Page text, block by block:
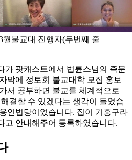
월불교대 진행자(두번째 줄
가 팟캐스트에서 법륜스님의 즉문
막에 정토회 불교대학 모집 홍보
서 공부하면 불교를 체계적으로
결할 수 있겠다는 생각이 들었습
인법당이었습니다. 집이 기흥구라
고 안내해주어 등록하였습니다.